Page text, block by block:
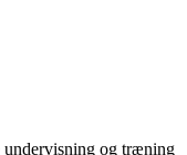
og træning